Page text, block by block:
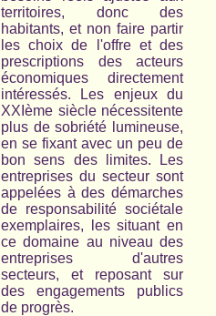
territoires, donc des
habitants, et non faire partir
les choix de l'offre et des
prescriptions des acteurs
économiques directement
intéressés. Les enjeux du
XXIème siècle nécessitente
plus de sobriété lumineuse,
en se fixant avec un peu de
bon sens des limites. Les
entreprises du secteur sont
appelées à des démarches
de responsabilité sociétale
exemplaires, les situant en
ce domaine au niveau des
entreprises d'autres
secteurs, et reposant sur
des engagements publics
de progrès.